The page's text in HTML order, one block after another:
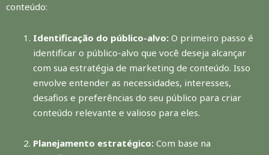
conteúdo:
Identificação do público-alvo: O primeiro passo é
identificar o público-alvo que você deseja alcançar
com sua estratégia de marketing de conteúdo. Isso
envolve entender as necessidades, interesses,
desafios e preferências do seu público para criar
conteúdo relevante e valioso para eles.
Planejamento estratégico: Com base na